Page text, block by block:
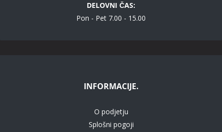
DELOVNI ČAS:
Pon - Pet 7.00 - 15.00
INFORMACIJE.
O podjetju
Splošni pogoji